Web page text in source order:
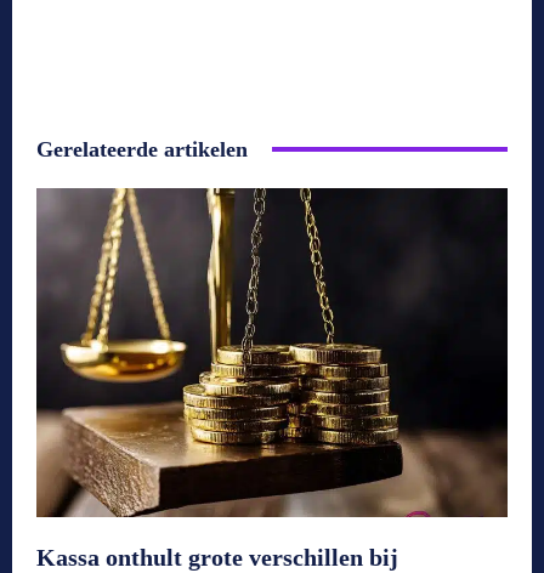
Gerelateerde artikelen
Kassa onthult grote verschillen bij